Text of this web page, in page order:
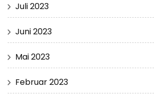
Juli 2023
Juni 2023
Mai 2023
Februar 2023